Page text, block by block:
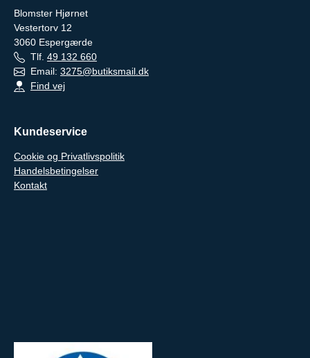
Blomster Hjørnet
Vestertorv 12
3060 Espergærde
Tlf. 49 132 660
Email: 3275@butiksmail.dk
Find vej
Kundeservice
Cookie og Privatlivspolitik
Handelsbetingelser
Kontakt